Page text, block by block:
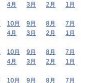
4月 3月 2月
1月
10月 9月 8月
7月
4月 3月 2月
1月
10月 9月 8月
7月
4月 3月 2月
1月
10月 9月 8月 7月